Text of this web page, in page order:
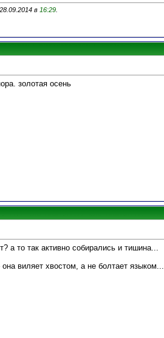
в 16:29
золотая осень
а то так активно собирались и тишина...
виляет хвостом, а не болтает языком...